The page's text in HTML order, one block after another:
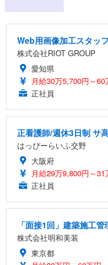
Web用画像加工スタッ
株式会社RIOT GROUP
愛知県
月給30万5,700円～60
正社員
正看護師/週休3日制 サ
はっぴーらいふ交野
大阪府
月給29万9,800円～31
正社員
「面接1回」建築施工
株式会社明和美装
東京都